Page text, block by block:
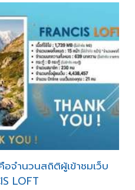
จำนวนสถิติผู้เข้าชมเว็บ
LOFT